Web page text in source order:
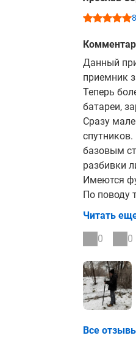
Данный
приемник
Теперь
батареи,
Сразу
базовым
разбивки
Имеются
По поводу
высоте.
мм в
В целом,
Читать
0
0
Все